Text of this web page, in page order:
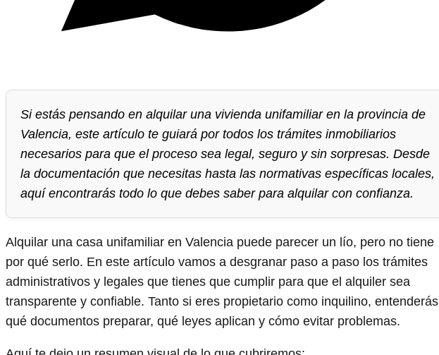
Si estás pensando en alquilar una vivienda unifamiliar en la provincia de
Valencia, este artículo te guiará por todos los trámites inmobiliarios
necesarios para que el proceso sea legal, seguro y sin sorpresas. Desde
la documentación que necesitas hasta las normativas específicas locales,
aquí encontrarás todo lo que debes saber para alquilar con confianza.
Alquilar una casa unifamiliar en Valencia puede parecer un lío, pero no tiene
por qué serlo. En este artículo vamos a desgranar paso a paso los trámites
administrativos y legales que tienes que cumplir para que el alquiler sea
transparente y confiable. Tanto si eres propietario como inquilino, entenderás
qué documentos preparar, qué leyes aplican y cómo evitar problemas.